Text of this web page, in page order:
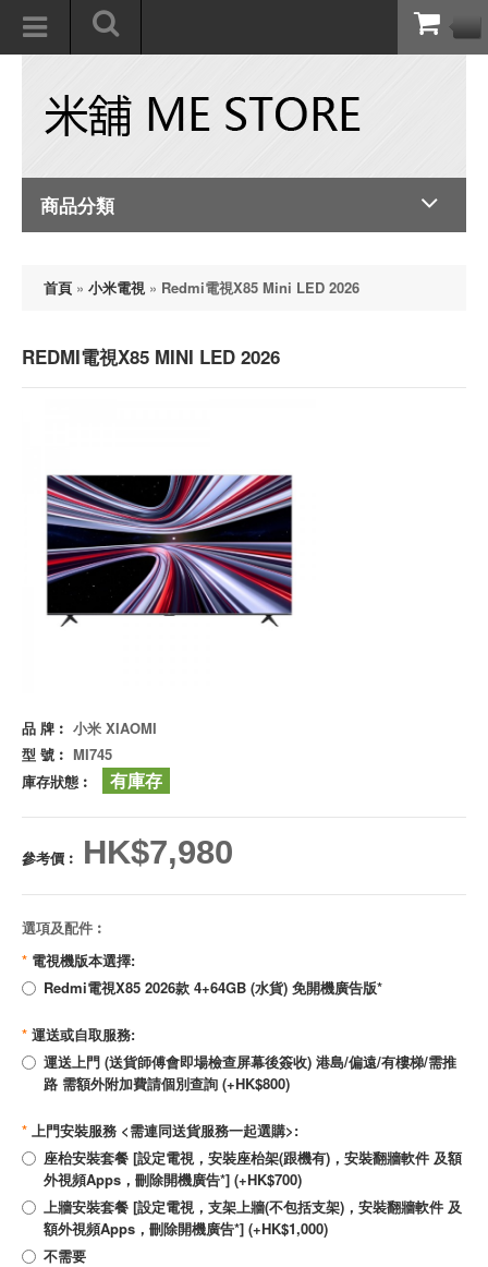
商品分類
首頁 » 小米電視» Redmi電視X85 Mini LED 2026
REDMI電視X85 MINI LED 2026
品 牌︰ 小米 XIAOMI
型 號︰ MI745
庫存狀態︰
有庫存
參考價︰ HK$7,980
選項及配件︰
* 電視機版本選擇:
Redmi電視X85 2026款 4+64GB (水貨) 免開機廣告版*
* 運送或自取服務:
運送上門 (送貨師傅會即場檢查屏幕後簽收) 港島/偏遠/有樓梯/需推
路 需額外附加費請個別查詢 (+HK$800)
* 上門安裝服務 <需連同送貨服務一起選購>:
座枱安裝套餐 [設定電視，安裝座枱架(跟機有)，安裝翻牆軟件 及額
外視頻Apps，刪除開機廣告*] (+HK$700)
上牆安裝套餐 [設定電視，支架上牆(不包括支架)，安裝翻牆軟件 及
額外視頻Apps，刪除開機廣告*] (+HK$1,000)
不需要